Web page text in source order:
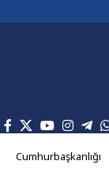
Cumhurbaşkanlığı